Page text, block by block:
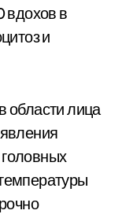
вдохов в
и
области лица